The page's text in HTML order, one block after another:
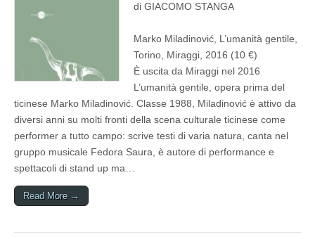
di GIACOMO STANGA
Marko Miladinović, L’umanità gentile,
Torino, Miraggi, 2016 (10 €)
È uscita da Miraggi nel 2016
L’umanità gentile, opera prima del
ticinese Marko Miladinović. Classe 1988, Miladinović è attivo da
diversi anni su molti fronti della scena culturale ticinese come
performer a tutto campo: scrive testi di varia natura, canta nel
gruppo musicale Fedora Saura, è autore di performance e
spettacoli di stand up ma…
Read More →